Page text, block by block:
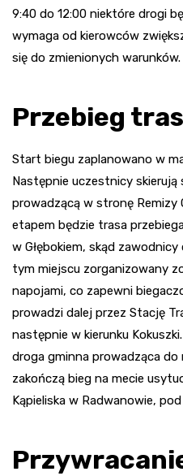
9:40 do 12:00 niektóre drogi
wymaga od kierowców
się do zmienionych warunków.
Przebieg
Start biegu zaplanowano w
Następnie uczestnicy skierują
prowadzącą w stronę Remizy
etapem będzie trasa
w Głębokiem, skąd
tym miejscu zorganizowany
napojami, co zapewni
prowadzi dalej przez Stację
następnie w kierunku
droga gminna prowadząca do
zakończą bieg na mecie
Kąpieliska w Radwanowie,